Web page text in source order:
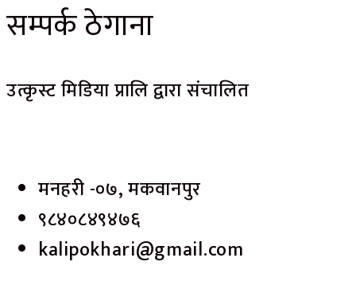
सम्पर्क ठेगाना
उत्कृस्ट मिडिया प्रालि द्वारा संचालित
मनहरी -०७, मकवानपुर
९८४०८४९४७६
kalipokhari@gmail.com